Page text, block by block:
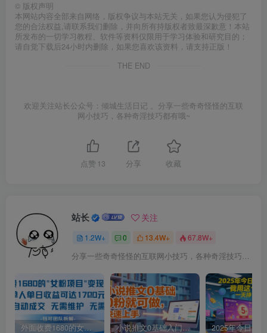
© 版权声明
本网站内容全部来自网络，版权争议与本站无关，如果您认为侵犯了
您的合法权益,请联系我们删除，并向所有持版权者致最深歉意！本站
所发布的一切学习教程、软件等资料仅限用于学习体验和研究目的；
请自觉下载后24小时内删除，如果您喜欢该资料，请支持正版！
THE END
欢迎关注站长公众号：倾城生活日记 。分享一些奇奇怪怪的互联
网小技巧，各种奇淫技巧都有哦~
点赞 13 分享 收藏
站长 关注
1.2W+ 0 13.4W+ 67.8W+
分享一些奇奇怪怪的互联网小技巧，各种奇淫技巧都在本站。
外面收费1680的女粉项目变现，单人单日收益可达1.7k，全自动成交无需维护 小说推文0基础入门教程，0粉就可做，快速上手